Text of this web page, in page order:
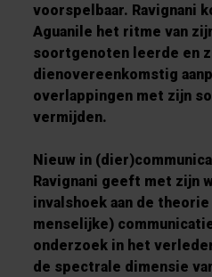
voorspelbaar. Ravignani
Aguanile het ritme van
soortgenoten leerde en
dienovereenkomstig
overlappingen met zijn
vermijden.
Nieuw in
Ravignani geeft met zijn
invalshoek aan de
menselijke)
onderzoek in het
de spectrale dimensie